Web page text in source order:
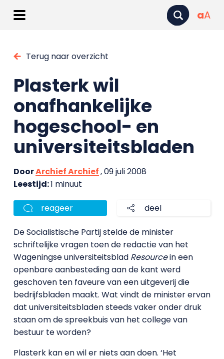
aA
Terug naar overzicht
Plasterk wil
onafhankelijke
hogeschool- en
universiteitsbladen
DoorArchief Archief, 09 juli 2008
Leestijd:1 minuut
reageer deel
De Socialistische Partij stelde de minister
schriftelijke vragen toen de redactie van het
Wageningse universiteitsblad Resourcein een
openbare aanbesteding aan de kant werd
geschoven ten faveure van een uitgeverij die
bedrijfsbladen maakt. Wat vindt de minister ervan
dat universiteitsbladen steeds vaker onder druk
staan om de spreekbuis van het college van
bestuur te worden?
Plasterk kan en wil er niets aan doen. ‘Het